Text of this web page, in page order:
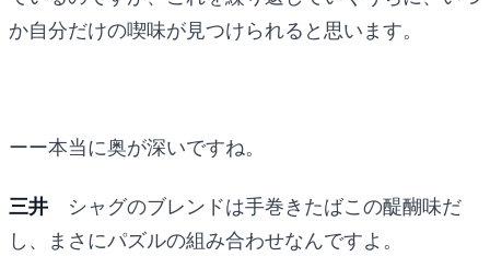
か自分だけの喫味が見つけられると思います。
ーー本当に奥が深いですね。
三井 シャグのブレンドは手巻きたばこの醍醐味だ
し、まさにパズルの組み合わせなんですよ。